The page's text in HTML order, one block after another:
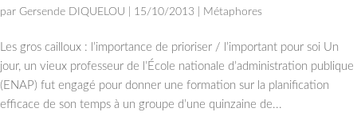
par Gersende DIQUELOU 15/10/2013 Métaphores
Les gros cailloux : l’importance de prioriser / l’important pour soi Un
jour, un vieux professeur de l’École nationale d’administration publique
(ENAP) fut engagé pour donner une formation sur la planification
efficace de son temps à un groupe d’une quinzaine de...